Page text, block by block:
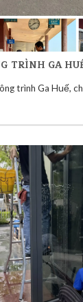
TRÌNH GA
trình Ga Huế,